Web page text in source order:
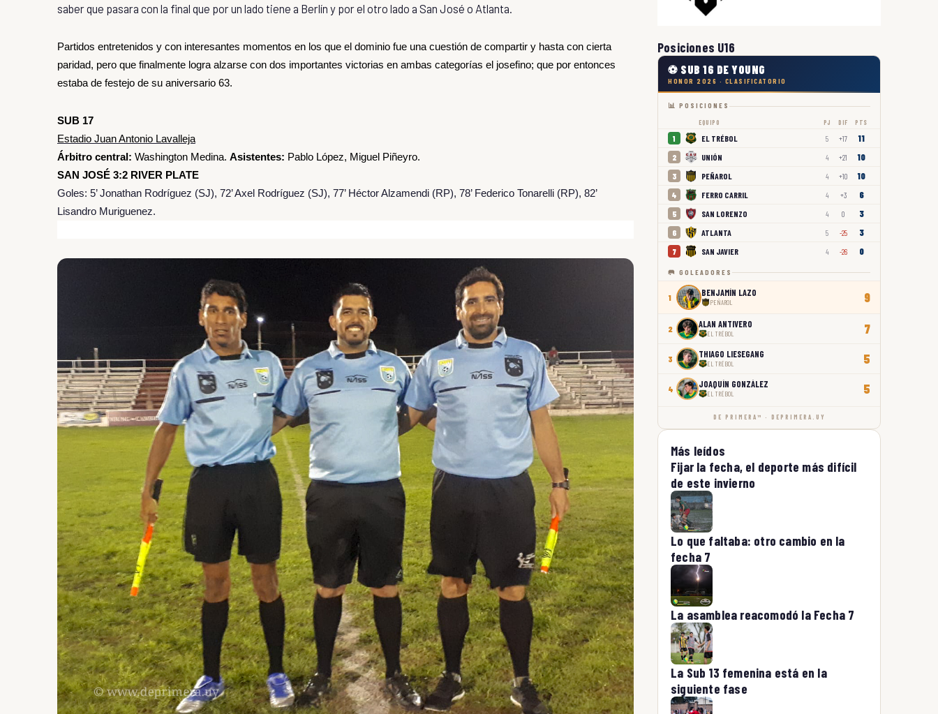
saber que pasara con la final que por un lado tiene a Berlín y por el otro lado a San José o Atlanta.
Partidos entretenidos y con interesantes momentos en los que el dominio fue una cuestión de compartir y hasta con cierta
paridad, pero que finalmente logra alzarse con dos importantes victorias en ambas categorías el josefino; que por entonces
estaba de festejo de su aniversario 63.
SUB 17
Estadio Juan Antonio Lavalleja
Árbitro central: Washington Medina. Asistentes: Pablo López, Miguel Piñeyro.
SAN JOSÉ 3:2 RIVER PLATE
Goles: 5’ Jonathan Rodríguez (SJ), 72’ Axel Rodríguez (SJ), 77’ Héctor Alzamendi (RP), 78’ Federico Tonarelli (RP), 82’
Lisandro Muriguenez.
Posiciones U16
⚽ SUB 16 DE YOUNG
HONOR 2026 · CLASIFICATORIO
📊 POSICIONES
EQUIPO PJ DIF PTS
1 EL TRÉBOL 5 +17 11
2 UNIÓN 4 +21 10
3 PEÑAROL 4 +10 10
4 FERRO CARRIL 4 +3 6
5 SAN LORENZO 4 0 3
6 ATLANTA 5 -25 3
7 SAN JAVIER 4 -26 0
🥅 GOLEADORES
1 BENJAMÍN LAZO
PEÑAROL 9
2 ALAN ANTIVERO
EL TRÉBOL 7
3 THIAGO LIESEGANG
EL TRÉBOL 5
4 JOAQUÍN GONZÁLEZ
EL TRÉBOL 5
DE PRIMERA™ · DEPRIMERA.UY
Más leídos
Fijar la fecha, el deporte más difícil
de este invierno
Lo que faltaba: otro cambio en la
fecha 7
La asamblea reacomodó la Fecha 7
La Sub 13 femenina está en la
siguiente fase